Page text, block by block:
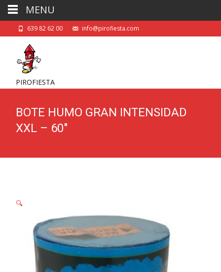
639 82 62 00 info@pirofiesta.com
PIROFIESTA
BOTE HUMO GRAN INTENSIDAD
XXL – 60″
🔍
MENU